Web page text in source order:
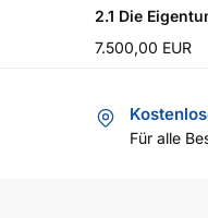
2.1 Die
7.500,00 EUR
Für alle